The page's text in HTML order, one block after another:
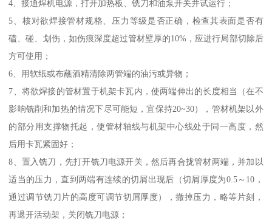
4、接通焊机电源，打开加热板、铣刀和油泵开关并试运行；
5、核对欲焊接管材规格、压力等级是否正确，检查其表面是否有
磕、碰、划伤，如伤痕深度超过管材壁厚的10%，应进行局部切除后
方可使用；
6、用软纸或布蘸酒精清除两管端的油污或异物；
7、将欲焊接的管材置于机架卡瓦内，使两端伸出的长度相当（在不
影响铣削和加热的情况下尽可能短，宜保持20~30），管材机架以外
的部分用支撑物托起，使管材轴线与机架中心线处于同一高度，然
后用卡瓦紧固好；
8、置入铣刀，先打开铣刀电源开关，然后再合拢管材两端，并加以
适当的压力，直到两端有连续的切屑出现后（切屑厚度为0.5～10，
通过调节铣刀片的高度可调节切屑厚度），撤掉压力，略等片刻，
再退开活动架，关闭铣刀电源；